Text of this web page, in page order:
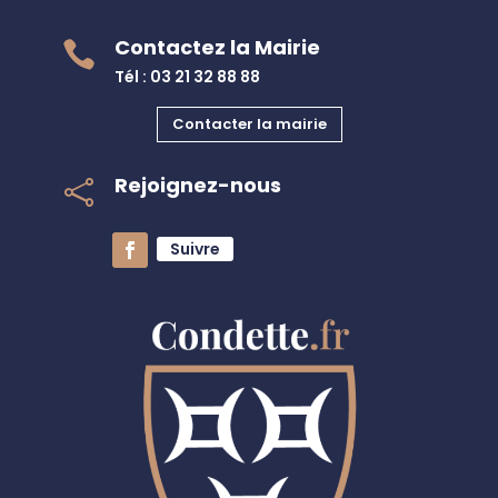
 Contactez la Mairie
Tél : 03 21 32 88 88
Contacter la mairie
 Rejoignez-nous
Suivre